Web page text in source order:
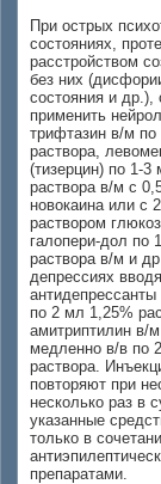
При острых
состояниях,
расстройством
без них
состояния и др.),
применить
трифтазин в/м
раствора,
(тизерцин) по 1-3
раствора в/м с
новокаина или с
раствором
галопери-дол по
раствора в/м и
депрессиях
по 2 мл 1,25%
амитриптилин в/
медленно в/в по
раствора.
повторяют при
несколько раз в
указанные
только в
препаратами.